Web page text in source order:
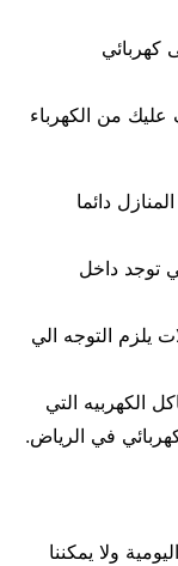
كهربائي
من الكهرباء
دائما
توجد داخل
يلزم التوجه الي
الكهربيه التي
في الرياض.
ولا يمكننا